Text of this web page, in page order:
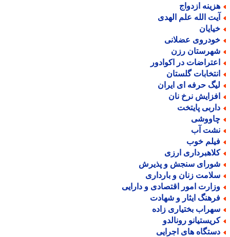
ازدواج
الله علم الهدی
عضلانی
رزن
در اکوادور
گلستان
حرفه ای ایران
نرخ نان
پایتخت
آب
خوب
ارزی
سنجش و پذیرش
زنان و بارداری
امور اقتصادی و دارایی
ایثار و شهادت
بختیاری زاده
رونالدو
های اجرایی